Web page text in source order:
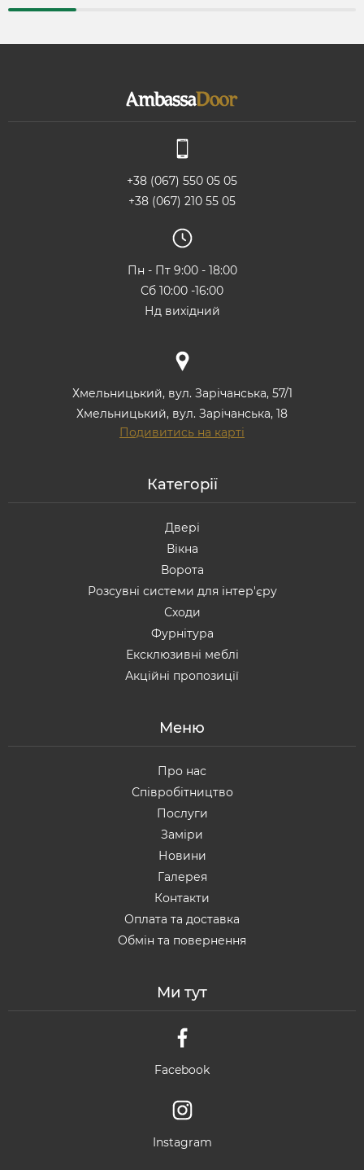
+38 (067) 550 05 05
+38 (067) 210 55 05
Пн - Пт 9:00 - 18:00
Сб 10:00 -16:00
Нд вихідний
Хмельницький, вул. Зарічанська, 57/1
Хмельницький, вул. Зарічанська, 18
Подивитись на карті
Категорії
Двері
Вікна
Ворота
Розсувні системи для інтер'єру
Сходи
Фурнітура
Ексклюзивні меблі
Акційні пропозиції
Меню
Про нас
Співробітництво
Послуги
Заміри
Новини
Галерея
Контакти
Оплата та доставка
Обмін та повернення
Ми тут
Facebook
Instagram